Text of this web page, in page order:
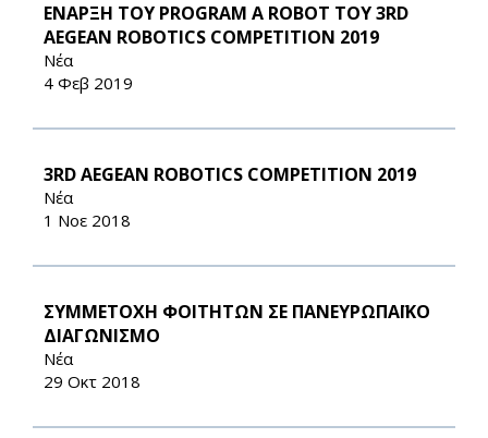
ΕΝΑΡΞΗ ΤΟΥ PROGRAM A ROBOT ΤΟΥ 3RD
AEGEAN ROBOTICS COMPETITION 2019
Νέα
4 Φεβ 2019
3RD AEGEAN ROBOTICS COMPETITION 2019
Νέα
1 Νοε 2018
ΣΥΜΜΕΤΟΧΗ ΦΟΙΤΗΤΩΝ ΣΕ ΠΑΝΕΥΡΩΠΑΪΚΟ
ΔΙΑΓΩΝΙΣΜΟ
Νέα
29 Οκτ 2018